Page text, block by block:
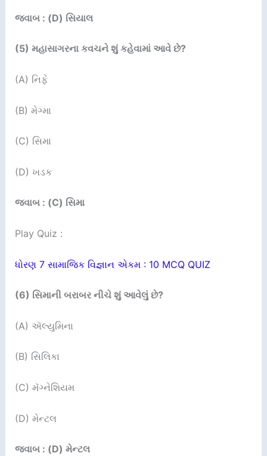
જવાબ : (D) સિયાલ
(5) મહાસાગરના કવચને શું કહેવામાં આવે છે?
(A) નિફે
(B) મેગ્મા
(C) સિમા
(D) ખડક
જવાબ : (C) સિમા
Play Quiz :
ધોરણ 7 સામાજિક વિજ્ઞાન એકમ : 10 MCQ QUIZ
(6) સિમાની બરાબર નીચે શું આવેલું છે?
(A) ઍલ્યુમિના
(B) સિલિકા
(C) મૅગ્નેશિયમ
(D) મેન્ટલ
જવાબ : (D) મેન્ટલ